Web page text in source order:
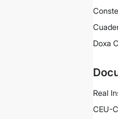
Doxa
Real
CEU-